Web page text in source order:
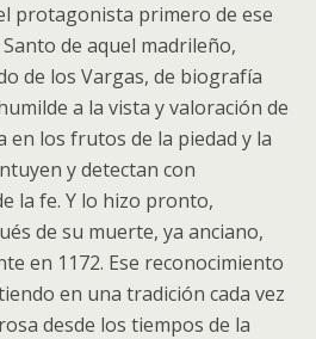
protagonista primero de ese
de aquel madrileño,
de los Vargas, de biografía
a la vista y valoración de
en los frutos de la piedad y la
y detectan con
la fe. Y lo hizo pronto,
de su muerte, ya anciano,
en 1172. Ese reconocimiento
en una tradición cada vez
desde los tiempos de la